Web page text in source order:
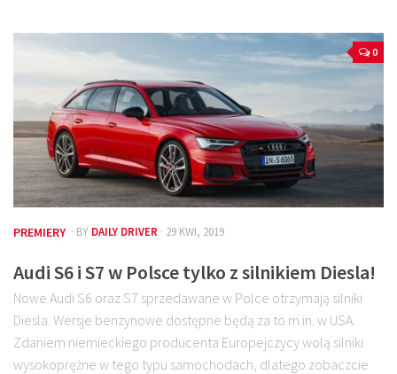
0
PREMIERY · BY DAILY DRIVER · 29 KWI, 2019
Audi S6 i S7 w Polsce tylko z silnikiem Diesla!
Nowe Audi S6 oraz S7 sprzedawane w Polce otrzymają silniki
Diesla. Wersje benzynowe dostępne będą za to m.in. w USA.
Zdaniem niemieckiego producenta Europejczycy wolą silniki
wysokoprężne w tego typu samochodach, dlatego zobaczcie